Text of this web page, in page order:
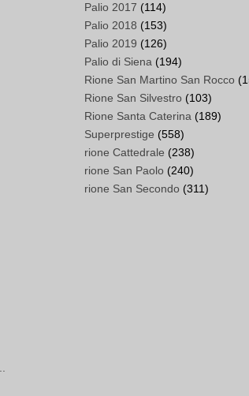
Palio 2017 (114)
Palio 2018 (153)
Palio 2019 (126)
Palio di Siena (194)
Rione San Martino San Rocco
Rione San Silvestro (103)
Rione Santa Caterina (189)
Superprestige (558)
rione Cattedrale (238)
rione San Paolo (240)
rione San Secondo (311)